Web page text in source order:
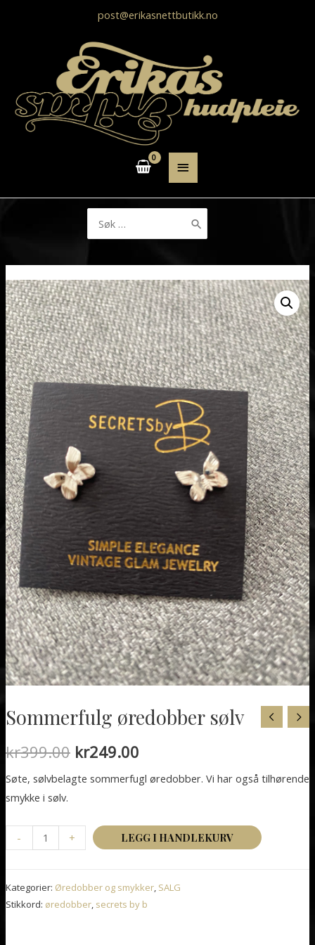
post@erikasnettbutikk.no
HOVEDMENY
etter:
Sommerfulg øredobber sølv
kr399.00 Opprinnelig
pris
kr399.00.
kr249.00Nåværende
pris
kr249.00.
Søte, sølvbelagte sommerfugl øredobber. Vi har også tilhørende
smykke i sølv.
-
Sommerfulg
øredobber
antall
+ LEGG I HANDLEKURV
Kategorier: Øredobber og smykker, SALG
Stikkord: øredobber, secrets by b